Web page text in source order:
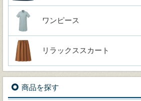
ワンピース
リラックススカート
商品を探す